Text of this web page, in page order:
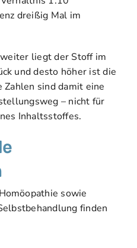
dreißig Mal im
liegt der Stoff im
und desto höher ist die
sind damit eine
– nicht für
Inhaltsstoffes.
sowie
finden